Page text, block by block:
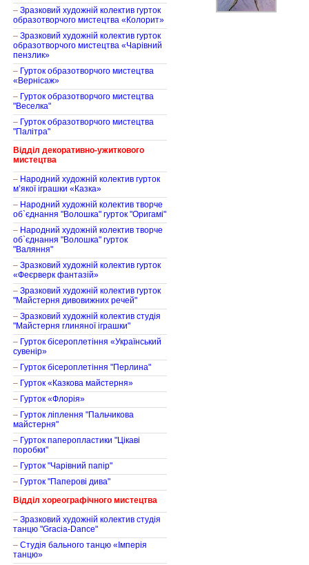
– Зразковий художній колектив гурток
образотворчого мистецтва «Колорит»
– Зразковий художній колектив гурток
образотворчого мистецтва «Чарівний
пензлик»
– Гурток образотворчого мистецтва
«Вернісаж»
– Гурток образотворчого мистецтва
"Веселка"
– Гурток образотворчого мистецтва
"Палітра"
Відділ декоративно-ужиткового
мистецтва
– Народний художній колектив гурток
м’якої іграшки «Казка»
– Народний художній колектив творче
об`єднання "Волошка" гурток "Оригамі"
– Народний художній колектив творче
об`єднання "Волошка" гурток
"Валяння"
– Зразковий художній колектив гурток
«Феєрверк фантазій»
– Зразковий художній колектив гурток
"Майстерня дивовижних речей"
– Зразковий художній колектив студія
"Майстерня глиняної іграшки"
– Гурток бісероплетіння «Український
сувенір»
– Гурток бісероплетіння "Перлина"
– Гурток «Казкова майстерня»
– Гурток «Флорія»
– Гурток ліплення "Пальчикова
майстерня"
– Гурток паперопластики "Цікаві
поробки"
– Гурток "Чарівний папір"
– Гурток "Паперові дива"
Відділ хореографічного мистецтва
– Зразковий художній колектив студія
танцю "Gracia-Dance"
– Студія бального танцю «Імперія
танцю»